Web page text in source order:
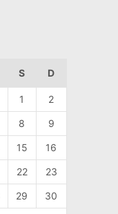
S D
1 2
8 9
15 16
22 23
29 30